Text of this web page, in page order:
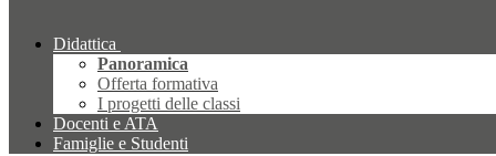
Didattica
Panoramica
Offerta formativa
I progetti delle classi
Docenti e ATA
Famiglie e Studenti